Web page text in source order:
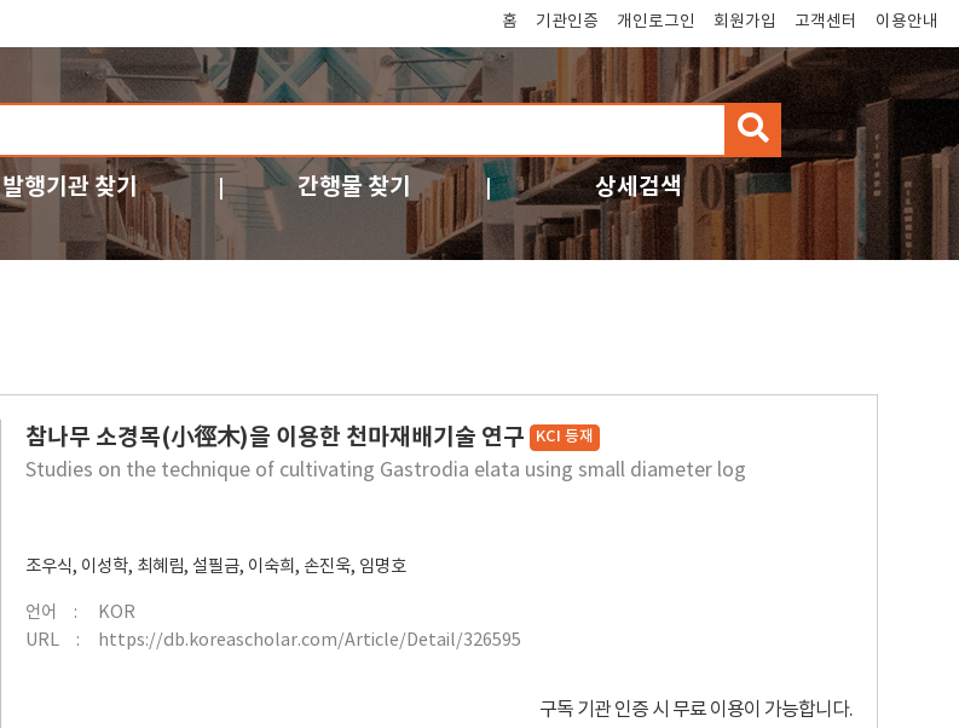
홈 기관인증 개인로그인 회원가입 고객센터 이용안내
검
색
발행기관 찾기 간행물 찾기 상세검색
참나무 소경목(小徑木)을 이용한 천마재배기술 연구 KCI 등재
Studies on the technique of cultivating Gastrodia elata using small diameter log
조우식, 이성학, 최혜림,설필금, 이숙희, 손진욱, 임명호
언어
KOR
URL
https://db.koreascholar.com/Article/Detail/326595
구독 기관 인증 시 무료 이용이 가능합니다.